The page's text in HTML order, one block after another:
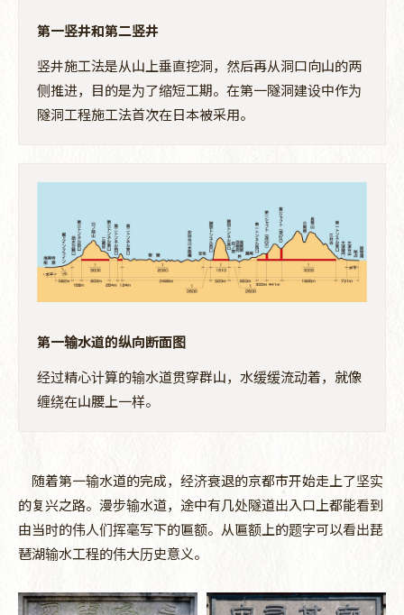
第一竖井和第二竖井
竖井施工法是从山上垂直挖洞，然后再从洞口向山的两
侧推进，目的是为了缩短工期。在第一隧洞建设中作为
隧洞工程施工法首次在日本被采用。
第一输水道的纵向断面图
经过精心计算的输水道贯穿群山，水缓缓流动着，就像
缠绕在山腰上一样。
随着第一输水道的完成，经济衰退的京都市开始走上了坚实
的复兴之路。漫步输水道，途中有几处隧道出入口上都能看到
由当时的伟人们挥毫写下的匾额。从匾额上的题字可以看出琵
琶湖输水工程的伟大历史意义。